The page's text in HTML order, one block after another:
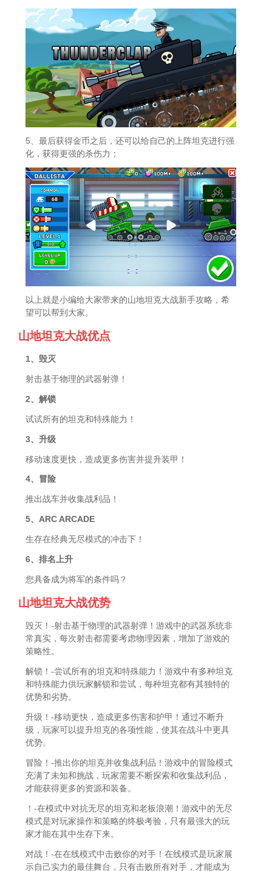
5、最后获得金币之后，还可以给自己的上阵坦克进行强
化，获得更强的杀伤力；
以上就是小编给大家带来的山地坦克大战新手攻略，希
望可以帮到大家。
山地坦克大战优点
1、毁灭
射击基于物理的武器射弹！
2、解锁
试试所有的坦克和特殊能力！
3、升级
移动速度更快，造成更多伤害并提升装甲！
4、冒险
推出战车并收集战利品！
5、ARC️ ARCADE
生存在经典无尽模式的冲击下！
6、排名上升
您具备成为将军的条件吗？
山地坦克大战优势
毁灭！-射击基于物理的武器射弹！游戏中的武器系统非
常真实，每次射击都需要考虑物理因素，增加了游戏的
策略性。
解锁！-尝试所有的坦克和特殊能力！游戏中有多种坦克
和特殊能力供玩家解锁和尝试，每种坦克都有其独特的
优势和劣势。
升级！-移动更快，造成更多伤害和护甲！通过不断升
级，玩家可以提升坦克的各项性能，使其在战斗中更具
优势。
冒险！-推出你的坦克并收集战利品！游戏中的冒险模式
充满了未知和挑战，玩家需要不断探索和收集战利品，
才能获得更多的资源和装备。
！-在模式中对抗无尽的坦克和老板浪潮！游戏中的无尽
模式是对玩家操作和策略的终极考验，只有最强大的玩
家才能在其中生存下来。
对战！-在在线模式中击败你的对手！在线模式是玩家展
示自己实力的最佳舞台，只有击败所有对手，才能成为